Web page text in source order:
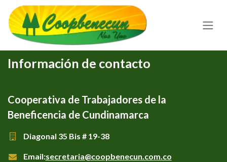
Ir al contenido
Información de contacto
Cooperativa de Trabajadores de la
Beneficencia de Cundinamarca
Diagonal 35 Bis # 19-38
Email:secretaria@coopbenecun.com.co